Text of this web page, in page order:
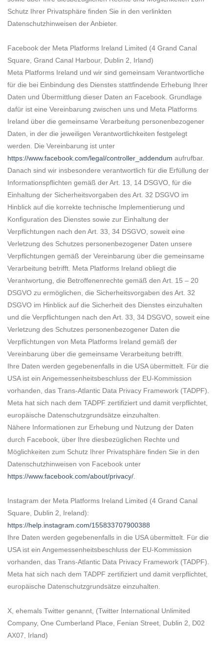
Schutz Ihrer Privatsphäre finden Sie in den verlinkten
Datenschutzhinweisen der Anbieter.
Facebook der Meta Platforms Ireland Limited (4 Grand Canal
Square, Grand Canal Harbour, Dublin 2, Irland)
Meta Platforms Ireland und wir sind gemeinsam Verantwortliche
für die bei Einbindung des Dienstes stattfindende Erhebung Ihrer
Daten und Übermittlung dieser Daten an Facebook. Grundlage
dafür ist eine Vereinbarung zwischen uns und Meta Platforms
Ireland über die gemeinsame Verarbeitung personenbezogener
Daten, in der die jeweiligen Verantwortlichkeiten festgelegt
werden. Die Vereinbarung ist unter
https://www.facebook.com/legal/controller_addendum aufrufbar.
Danach sind wir insbesondere verantwortlich für die Erfüllung der
Informationspflichten gemäß der Art. 13, 14 DSGVO, für die
Einhaltung der Sicherheitsvorgaben des Art. 32 DSGVO im
Hinblick auf die korrekte technische Implementierung und
Konfiguration des Dienstes sowie zur Einhaltung der
Verpflichtungen nach den Art. 33, 34 DSGVO, soweit eine
Verletzung des Schutzes personenbezogener Daten unsere
Verpflichtungen gemäß der Vereinbarung über die gemeinsame
Verarbeitung betrifft. Meta Platforms Ireland obliegt die
Verantwortung, die Betroffenenrechte gemäß den Art. 15 – 20
DSGVO zu ermöglichen, die Sicherheitsvorgaben des Art. 32
DSGVO im Hinblick auf die Sicherheit des Dienstes einzuhalten
und die Verpflichtungen nach den Art. 33, 34 DSGVO, soweit eine
Verletzung des Schutzes personenbezogener Daten die
Verpflichtungen von Meta Platforms Ireland gemäß der
Vereinbarung über die gemeinsame Verarbeitung betrifft.
Ihre Daten werden gegebenenfalls in die USA übermittelt. Für die
USA ist ein Angemessenheitsbeschluss der EU-Kommission
vorhanden, das Trans-Atlantic Data Privacy Framework (TADPF).
Meta hat sich nach dem TADPF zertifiziert und damit verpflichtet,
europäische Datenschutzgrundsätze einzuhalten.
Nähere Informationen zur Erhebung und Nutzung der Daten
durch Facebook, über Ihre diesbezüglichen Rechte und
Möglichkeiten zum Schutz Ihrer Privatsphäre finden Sie in den
Datenschutzhinweisen von Facebook unter
https://www.facebook.com/about/privacy/
Instagram der Meta Platforms Ireland Limited (4 Grand Canal
Square, Dublin 2, Ireland):
https://help.instagram.com/155833707900388
Ihre Daten werden gegebenenfalls in die USA übermittelt. Für die
USA ist ein Angemessenheitsbeschluss der EU-Kommission
vorhanden, das Trans-Atlantic Data Privacy Framework (TADPF).
Meta hat sich nach dem TADPF zertifiziert und damit verpflichtet,
europäische Datenschutzgrundsätze einzuhalten.
X, ehemals Twitter genannt, (Twitter International Unlimited
Company, One Cumberland Place, Fenian Street, Dublin 2, D02
AX07, Irland)